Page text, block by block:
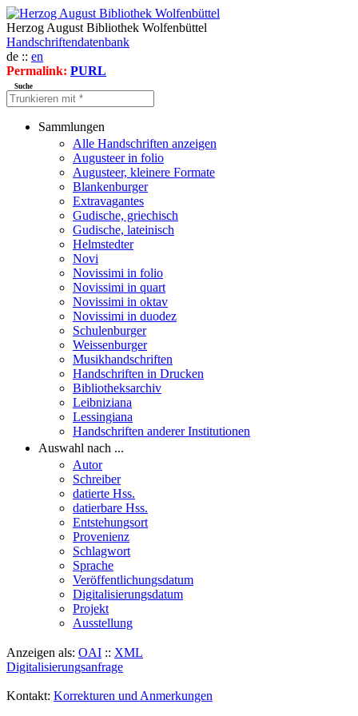
Herzog August Bibliothek Wolfenbüttel
Handschriftendatenbank
de :: en
Permalink: PURL
Suche
Sammlungen
Alle Handschriften anzeigen
Augusteer in folio
Augusteer, kleinere Formate
Blankenburger
Extravagantes
Gudische, griechisch
Gudische, lateinisch
Helmstedter
Novi
Novissimi in folio
Novissimi in quart
Novissimi in oktav
Novissimi in duodez
Schulenburger
Weissenburger
Musikhandschriften
Handschriften in Drucken
Bibliotheksarchiv
Leibniziana
Lessingiana
Handschriften anderer Institutionen
Auswahl nach ...
Autor
Schreiber
datierte Hss.
datierbare Hss.
Entstehungsort
Provenienz
Schlagwort
Sprache
Veröffentlichungsdatum
Digitalisierungsdatum
Projekt
Ausstellung
Anzeigen als: OAI :: XML
Digitalisierungsanfrage
Kontakt: Korrekturen und Anmerkungen